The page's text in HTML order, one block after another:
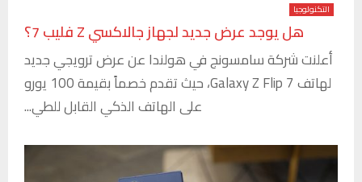
التكنولوجيا
هل يوجد عرض جديد لجهاز جالاكسي Z فليب 7؟
أعلنت شركة سامسونج في هولندا عن عرض ترويجي جديد
لهاتف Galaxy Z Flip 7، حيث تقدم خصماً بقيمة 100 يورو
على الهاتف الذكي القابل للطي...